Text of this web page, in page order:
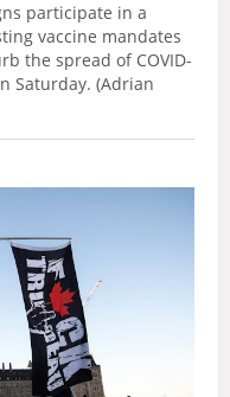
participate in a
vaccine mandates
the spread of COVID-
Saturday. (Adrian